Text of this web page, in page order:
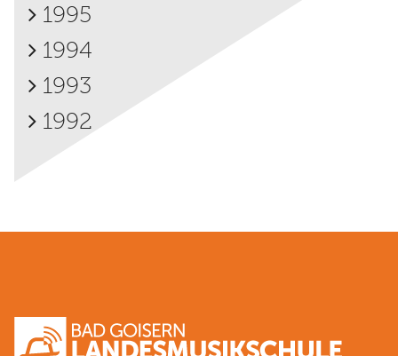
1995
1994
1993
1992